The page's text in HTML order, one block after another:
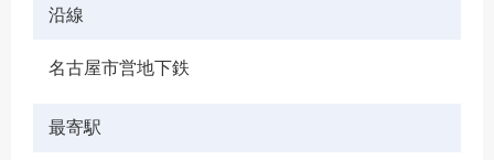
沿線
名古屋市営地下鉄
最寄駅